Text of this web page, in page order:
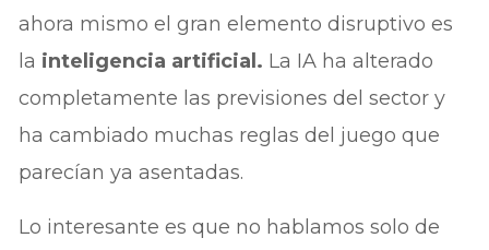
ahora mismo el gran elemento disruptivo es
la inteligencia artificial. La IA ha alterado
completamente las previsiones del sector y
ha cambiado muchas reglas del juego que
parecían ya asentadas.
Lo interesante es que no hablamos solo de